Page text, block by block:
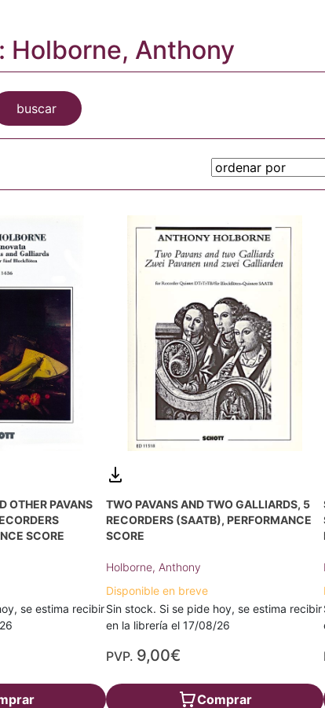
Holborne, Anthony
buscar
OTHER PAVANS
SCORE
se estima recibir
TWO PAVANS AND TWO GALLIARDS, 5
RECORDERS (SAATB), PERFORMANCE
SCORE
Holborne, Anthony
Disponible en breve
Sin stock. Si se pide hoy, se estima recibir
en la librería el 17/08/26
PVP. 9,00€
Comprar